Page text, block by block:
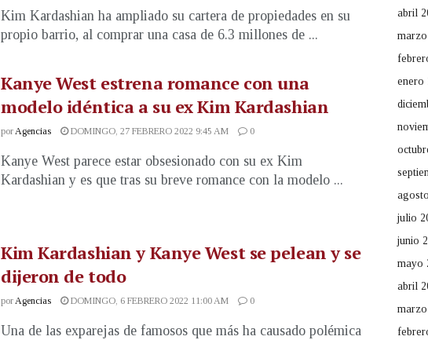
Kim Kardashian ha ampliado su cartera de propiedades en su
propio barrio, al comprar una casa de 6.3 millones de ...
Kanye West estrena romance con una
modelo idéntica a su ex Kim Kardashian
porAgencias DOMINGO, 27 FEBRERO 2022 9:45 AM 0
Kanye West parece estar obsesionado con su ex Kim
Kardashian y es que tras su breve romance con la modelo ...
Kim Kardashian y Kanye West se pelean y se
dijeron de todo
porAgencias DOMINGO, 6 FEBRERO 2022 11:00 AM 0
Una de las exparejas de famosos que más ha causado polémica
abril
enero
julio
junio
mayo
abril